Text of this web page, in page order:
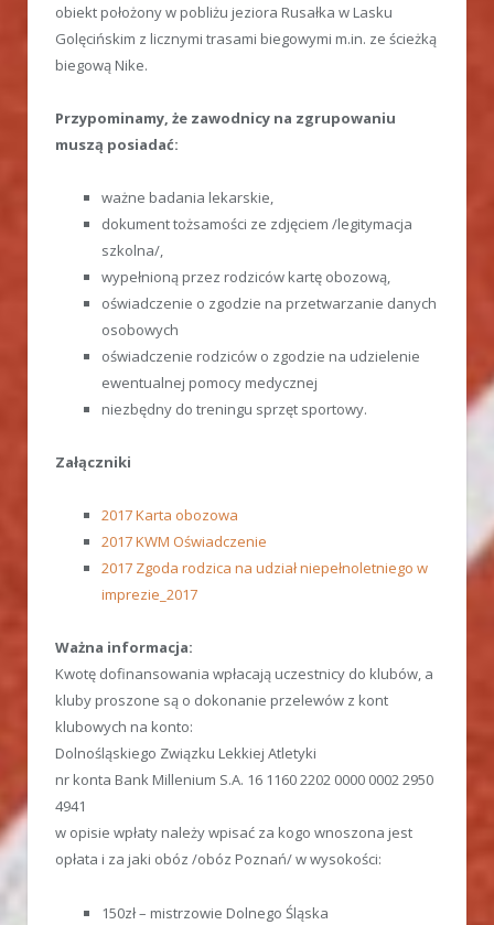
obiekt położony w pobliżu jeziora Rusałka w Lasku
Golęcińskim z licznymi trasami biegowymi m.in. ze ścieżką
biegową Nike.
Przypominamy, że zawodnicy na zgrupowaniu
muszą posiadać:
ważne badania lekarskie,
dokument tożsamości ze zdjęciem /legitymacja
szkolna/,
wypełnioną przez rodziców kartę obozową,
oświadczenie o zgodzie na przetwarzanie danych
osobowych
oświadczenie rodziców o zgodzie na udzielenie
ewentualnej pomocy medycznej
niezbędny do treningu sprzęt sportowy.
Załączniki
2017 Karta obozowa
2017 KWM Oświadczenie
2017 Zgoda rodzica na udział niepełnoletniego w
imprezie_2017
Ważna informacja:
Kwotę dofinansowania wpłacają uczestnicy do klubów, a
kluby proszone są o dokonanie przelewów z kont
klubowych na konto:
Dolnośląskiego Związku Lekkiej Atletyki
nr konta Bank Millenium S.A. 16 1160 2202 0000 0002 2950
4941
w opisie wpłaty należy wpisać za kogo wnoszona jest
opłata i za jaki obóz /obóz Poznań/ w wysokości:
150zł – mistrzowie Dolnego Śląska